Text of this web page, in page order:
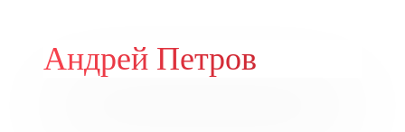
Андрей Петров